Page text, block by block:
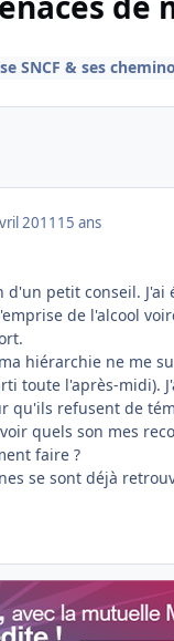
SNCF & ses
2011 15 ans
d'un petit conseil.
de l'alcool
hiérarchie ne me
toute l'après-midi).
qu'ils refusent de
quels son mes
faire ?
se sont déjà